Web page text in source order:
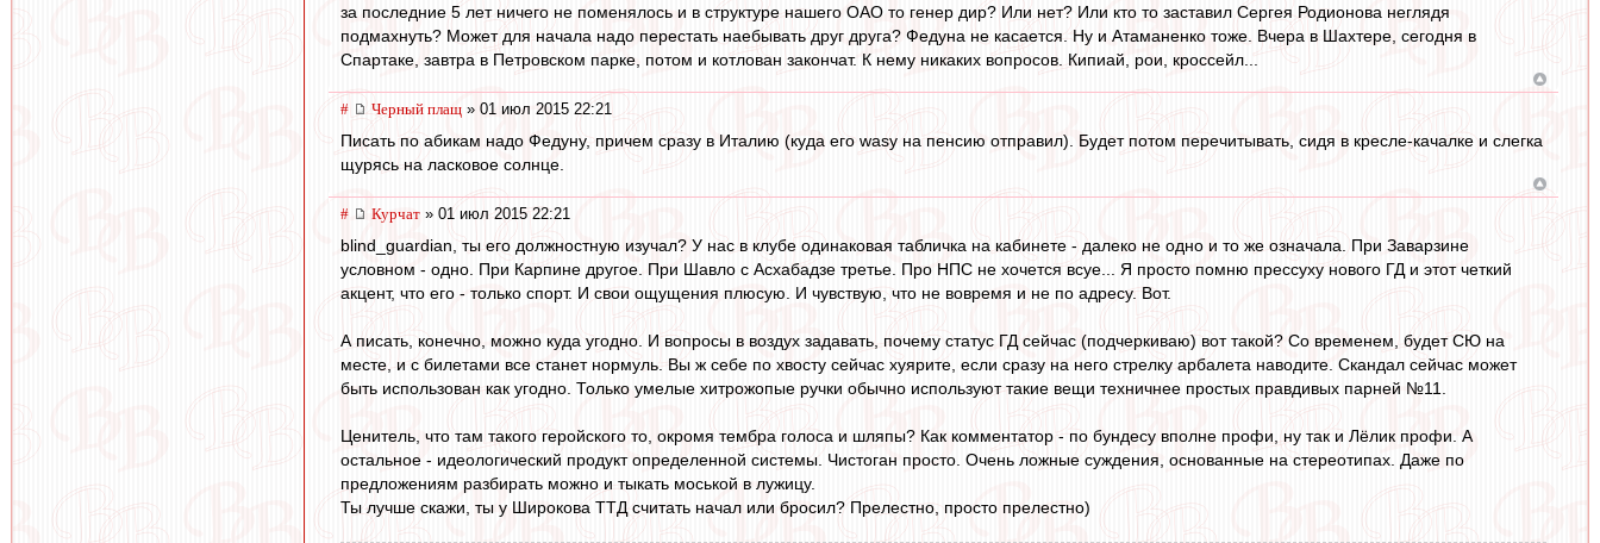
за последние 5 лет ничего не поменялось и в структуре нашего ОАО то генер дир? Или нет? Или кто то заставил Сергея Родионова неглядя
подмахнуть? Может для начала надо перестать наебывать друг друга? Федуна не касается. Ну и Атаманенко тоже. Вчера в Шахтере, сегодня в
Спартаке, завтра в Петровском парке, потом и котлован закончат. К нему никаких вопросов. Кипиай, рои, кроссейл...
# Черный плащ » 01 июл 2015 22:21
Писать по абикам надо Федуну, причем сразу в Италию (куда его wasy на пенсию отправил). Будет потом перечитывать, сидя в кресле-качалке и слегка
щурясь на ласковое солнце.
# Курчат » 01 июл 2015 22:21
blind_guardian, ты его должностную изучал? У нас в клубе одинаковая табличка на кабинете - далеко не одно и то же означала. При Заварзине
условном - одно. При Карпине другое. При Шавло с Асхабадзе третье. Про НПС не хочется всуе... Я просто помню прессуху нового ГД и этот четкий
акцент, что его - только спорт. И свои ощущения плюсую. И чувствую, что не вовремя и не по адресу. Вот.
А писать, конечно, можно куда угодно. И вопросы в воздух задавать, почему статус ГД сейчас (подчеркиваю) вот такой? Со временем, будет СЮ на
месте, и с билетами все станет нормуль. Вы ж себе по хвосту сейчас хуярите, если сразу на него стрелку арбалета наводите. Скандал сейчас может
быть использован как угодно. Только умелые хитрожопые ручки обычно используют такие вещи техничнее простых правдивых парней №11.
Ценитель, что там такого геройского то, окромя тембра голоса и шляпы? Как комментатор - по бундесу вполне профи, ну так и Лёлик профи. А
остальное - идеологический продукт определенной системы. Чистоган просто. Очень ложные суждения, основанные на стереотипах. Даже по
предложениям разбирать можно и тыкать моськой в лужицу.
Ты лучше скажи, ты у Широкова ТТД считать начал или бросил? Прелестно, просто прелестно)